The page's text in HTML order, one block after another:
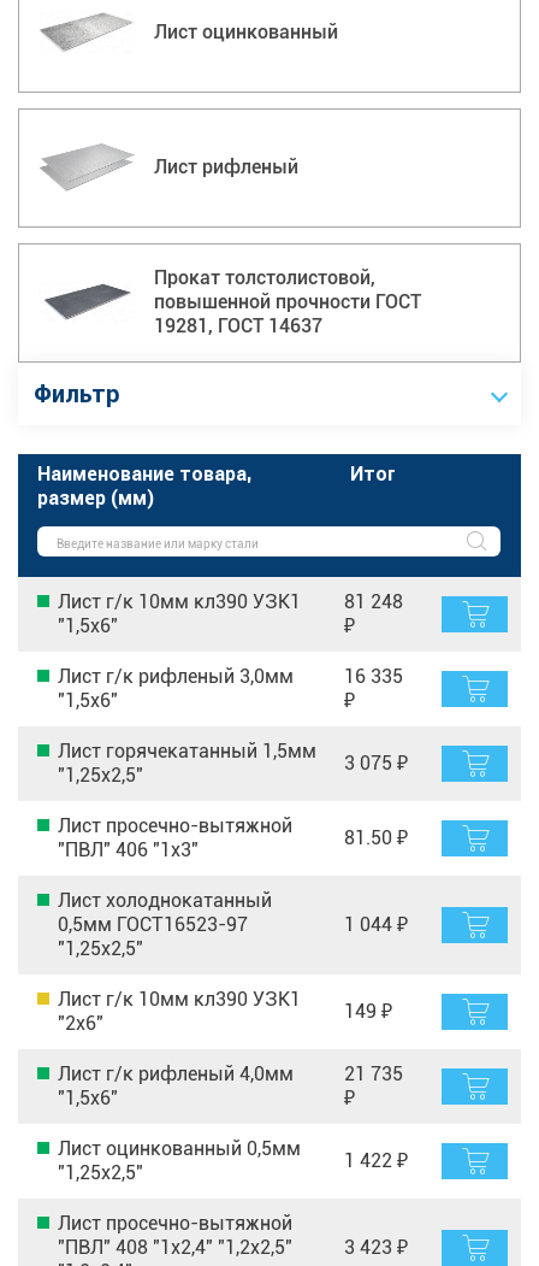
Лист оцинкованный
Лист рифленый
Прокат толстолистовой,
повышенной прочности ГОСТ
19281, ГОСТ 14637
Фильтр
Наименование товара,
размер (мм)
Итог
Лист г/к 10мм кл390 УЗК1
"1,5х6"
81 248
₽
Лист г/к рифленый 3,0мм
"1,5х6"
16 335
₽
Лист горячекатанный 1,5мм
"1,25х2,5"
3 075 ₽
Лист просечно-вытяжной
"ПВЛ" 406 "1х3"
81.50 ₽
Лист холоднокатанный
0,5мм ГОСТ16523-97
"1,25х2,5"
1 044 ₽
Лист г/к 10мм кл390 УЗК1
"2х6"
149 ₽
Лист г/к рифленый 4,0мм
"1,5х6"
21 735
₽
Лист оцинкованный 0,5мм
"1,25х2,5"
1 422 ₽
Лист просечно-вытяжной
"ПВЛ" 408 "1х2,4" "1,2х2,5"
3 423 ₽